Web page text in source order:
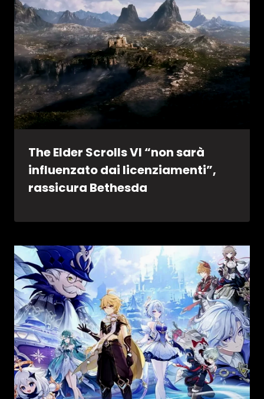
The Elder Scrolls VI “non sarà
influenzato dai licenziamenti”,
rassicura Bethesda